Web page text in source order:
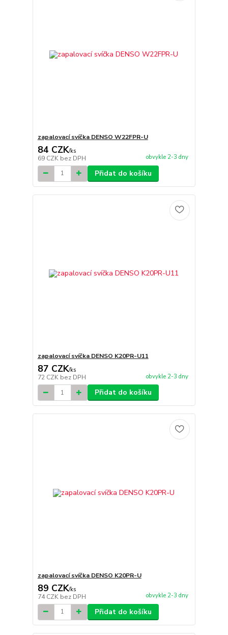
zapalovací svíčka DENSO W22FPR-U
84 CZK/ks
69 CZK bez DPH obvykle 2-3 dny
Přidat do košíku
zapalovací svíčka DENSO K20PR-U11
87 CZK/ks
72 CZK bez DPH obvykle 2-3 dny
Přidat do košíku
zapalovací svíčka DENSO K20PR-U
89 CZK/ks
74 CZK bez DPH obvykle 2-3 dny
Přidat do košíku